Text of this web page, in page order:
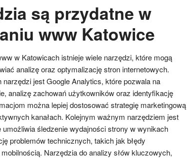
są przydatne w
www Katowice
w Katowicach istnieje wiele narzędzi, które mogą
analizę oraz optymalizację stron internetowych.
jest Google Analytics, które pozwala na
analizę zachowań użytkowników oraz identyfikację
można lepiej dostosować strategię marketingową
kanałach. Kolejnym ważnym narzędziem jest
śledzenie wydajności strony w wynikach
problemów technicznych, takich jak błędy
Narzędzia do analizy słów kluczowych,